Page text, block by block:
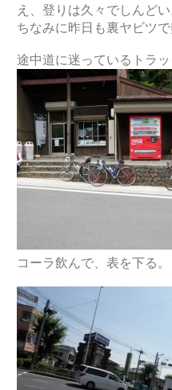
え、登りは久々でしんど
ちなみに昨日も裏ヤビツ
途中道に迷っているトラ
コーラ飲んで、表を下る。